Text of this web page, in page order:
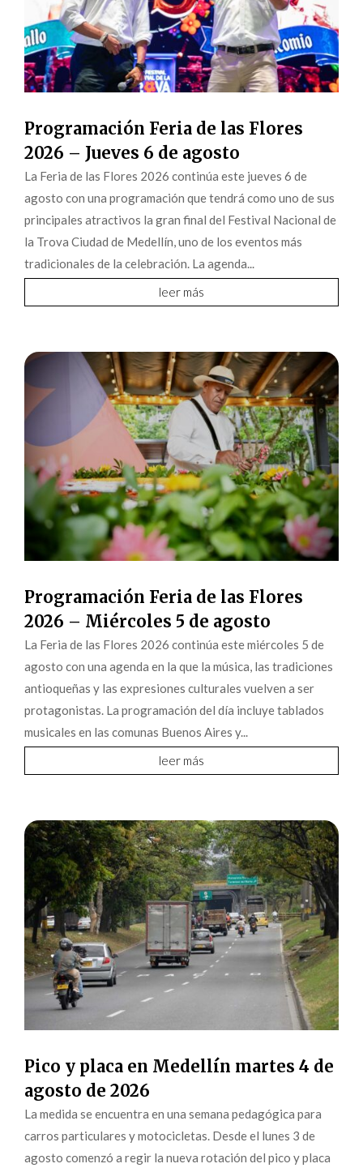
Programación Feria de las Flores
2026 – Jueves 6 de agosto
La Feria de las Flores 2026 continúa este jueves 6 de
agosto con una programación que tendrá como uno de sus
principales atractivos la gran final del Festival Nacional de
la Trova Ciudad de Medellín, uno de los eventos más
tradicionales de la celebración. La agenda...
leer más
Programación Feria de las Flores
2026 – Miércoles 5 de agosto
La Feria de las Flores 2026 continúa este miércoles 5 de
agosto con una agenda en la que la música, las tradiciones
antioqueñas y las expresiones culturales vuelven a ser
protagonistas. La programación del día incluye tablados
musicales en las comunas Buenos Aires y...
leer más
Pico y placa en Medellín martes 4 de
agosto de 2026
La medida se encuentra en una semana pedagógica para
carros particulares y motocicletas. Desde el lunes 3 de
agosto comenzó a regir la nueva rotación del pico y placa